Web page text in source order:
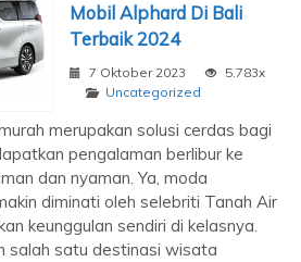
Mobil Alphard Di Bali
Terbaik 2024
7 Oktober 2023
5.783x
Uncategorized
merupakan solusi cerdas bagi
pengalaman berlibur ke
dan nyaman. Ya, moda
diminati oleh selebriti Tanah Air
keunggulan sendiri di kelasnya.
salah satu destinasi wisata